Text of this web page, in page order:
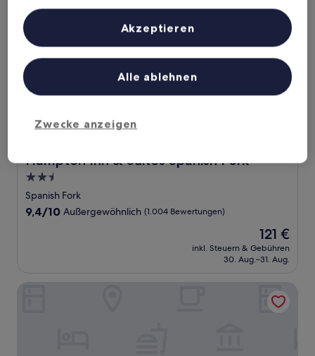
Hampton Inn & Suites Spanish Fork
2.5-
Sterne-
Unterkunft
Spanish Fork
9.4
9,4/10 Außergewöhnlich (1.004 Bewertungen)
Der
Preis
beträgt
121 €
inkl. Steuern & Gebühren
30. Aug.–31. Aug.
Holiday Inn Express & Suites Springville-South Provo
Inhalte, Messung von Werbeleistung und der Performance von Inhalten,
Zielgruppenforschung sowie Entwicklung und Verbesserung von
Liste der Partner (Lieferanten)
Zwecke anzeigen
Alle ablehnen
Akzeptieren